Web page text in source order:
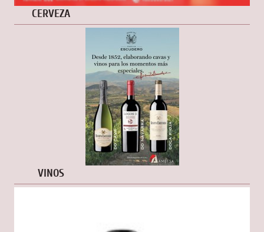
CERVEZA
VINOS